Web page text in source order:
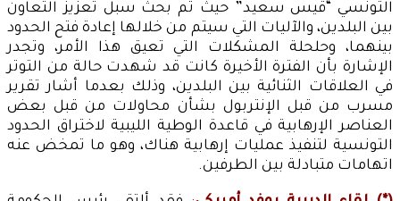
التونسي “قيس سعيد” حيث تم بحث سبل تعزيز التعاون
بين البلدين، والآليات التي سيتم من خلالها إعادة فتح الحدود
بينهما، وحلحلة المشكلات التي تعيق هذا الأمر، وتجدر
الإشارة بأن الفترة الأخيرة كانت قد شهدت حالة من التوتر
في العلاقات الثنائية بين البلدين، وذلك بعدما أشار تقرير
مسرب من قبل الإنتربول بشأن محاولات من قبل بعض
العناصر الإرهابية في قاعدة الوطية الليبية لاختراق الحدود
التونسية لتنفيذ عمليات إرهابية هناك، وهو ما تمخض عنه
اتهامات متبادلة بين الطرفين.